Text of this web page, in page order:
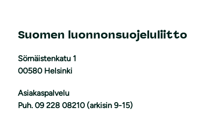
Suomen luonnonsuojeluliitto
Sörnäistenkatu 1
00580 Helsinki
Asiakaspalvelu
Puh. 09 228 08210 (arkisin 9-15)